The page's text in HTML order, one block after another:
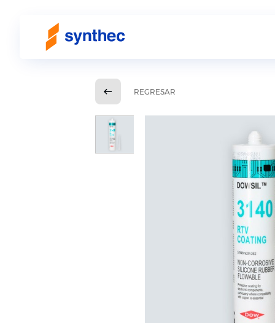
REGRESAR